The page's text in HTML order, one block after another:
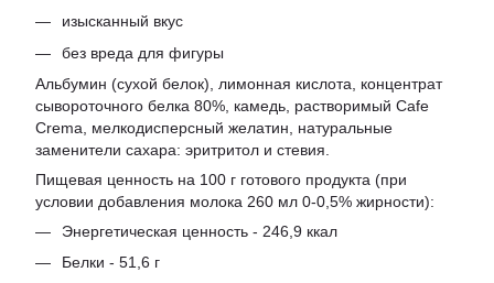
изысканный вкус
без вреда для фигуры
Альбумин (сухой белок), лимонная кислота, концентрат
сывороточного белка 80%, камедь, растворимый Cafe
Crema, мелкодисперсный желатин, натуральные
заменители сахара: эритритол и стевия.
Пищевая ценность на 100 г готового продукта (при
условии добавления молока 260 мл 0-0,5% жирности):
Энергетическая ценность - 246,9 ккал
Белки - 51,6 г